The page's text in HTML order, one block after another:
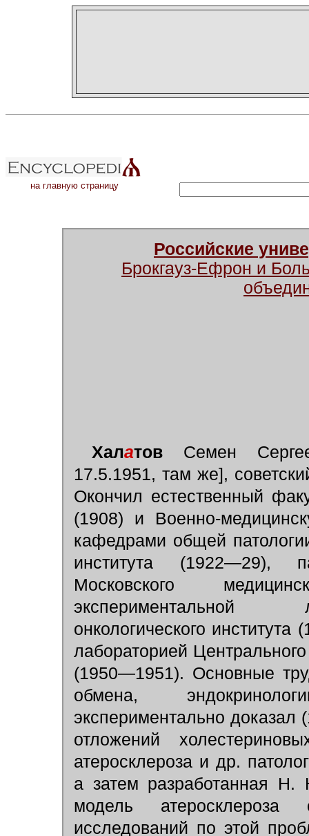
на главную страницу
Российские
Брокгауз-Ефрон и
Халатов Семен
17.5.1951, там же],
Окончил естественный
(1908) и Военно-
кафедрами общей
института (1922—29),
Московского
экспериментальной
онкологического
лабораторией
(1950—1951). Основные
обмена,
экспериментально доказал
отложений
атеросклероза и др.
а затем разработанная
модель
исследований по этой